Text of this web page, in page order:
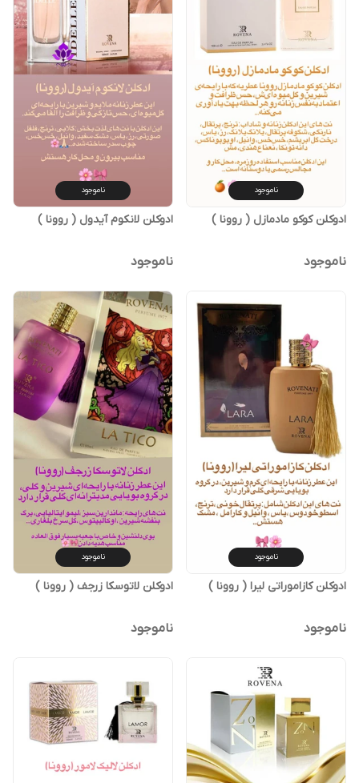
ناموجود
ادوکلن کوکو مادمازل ( روونا )
ناموجود
ناموجود
ادوکلن لانکوم آیدول ( روونا )
ناموجود
ناموجود
ادوکلن کازاموراتی لیرا ( روونا )
ناموجود
ناموجود
ادوکلن لاتوسکا زرجف ( روونا )
ناموجود